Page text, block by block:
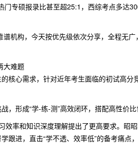
专硕报录比甚至超25:1，西综考点多达
机构，今天按优先级依次分享，全程无
大难题
核心需求，针对近年考生面临的初试高
形成“学-练-测”高效闭环，搭配高性价
率和知识深度理解提出了更高要求。昭
进，直击“学不透、效率低”的备考痛点